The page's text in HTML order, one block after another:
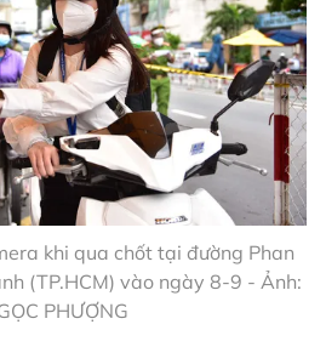
khi qua chốt tại đường Phan
(TP.HCM) vào ngày 8-9 - Ảnh:
PHƯỢNG